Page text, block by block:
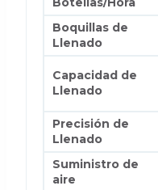
Boquillas de
Llenado
Capacidad de
Llenado
Precisión de
Llenado
Suministro de
aire